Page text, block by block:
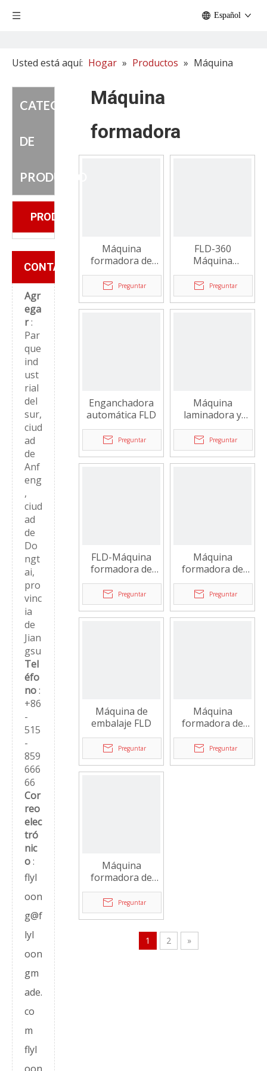
Español
Usted está aquí: Hogar » Productos » Máquina
CATEGORIA
DE
PRODUCTO
PRODUCTOS
CONTÁCTENOS
Agr
ega
r:
Par
que
ind
ust
rial
del
sur,
ciud
ad
de
Anf
eng
,
ciud
ad
de
Do
ngt
ai,
pro
vinc
ia
de
Jian
gsu
Tel
éfo
no:
+86
-
515
-
859
666
66
Cor
reo
elec
tró
nic
o:
flyl
oon
g@f
lyl
oon
gm
ade.
co
m
flyl
Máquina
formadora
Máquina
formadora de
piruletas planas
FLD-Ty350
Preguntar
FLD-360
Máquina
formadora y
empacadora de
piruletas planas
horizontales
Preguntar
Enganchadora
automática FLD
Preguntar
Máquina
laminadora y
cortadora FLD-
380
Preguntar
FLD-Máquina
formadora de
piruletas
artesanales
grandes
Preguntar
Máquina
formadora de
caramelos duros
FLD-350
Preguntar
Máquina de
embalaje FLD
Preguntar
Máquina
formadora de
piruletas FLD-
Ball
Preguntar
Máquina
formadora de
caramelos FLD-
Rolling
Preguntar
1 2 »